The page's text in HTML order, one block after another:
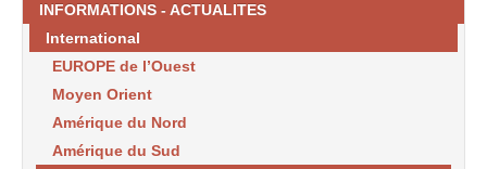
INFORMATIONS - ACTUALITES
International
EUROPE de l’Ouest
Moyen Orient
Amérique du Nord
Amérique du Sud